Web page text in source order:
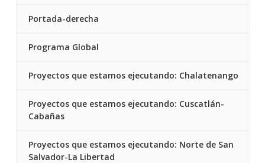
Portada-derecha
Programa Global
Proyectos que estamos ejecutando: Chalatenango
Proyectos que estamos ejecutando: Cuscatlán-
Cabañas
Proyectos que estamos ejecutando: Norte de San
Salvador-La Libertad